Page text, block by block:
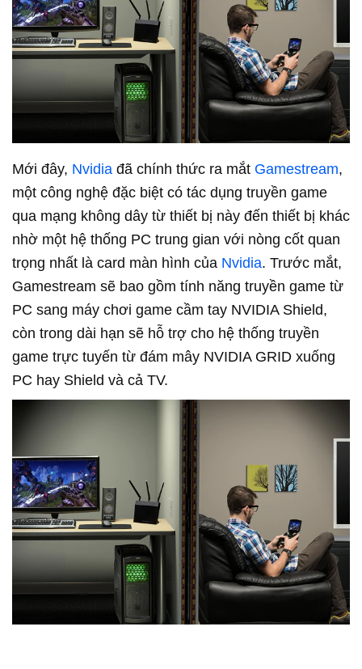
Mới đây, Nvidia đã chính thức ra mắt Gamestream,
một công nghệ đặc biệt có tác dụng truyền game
qua mạng không dây từ thiết bị này đến thiết bị khác
nhờ một hệ thống PC trung gian với nòng cốt quan
trọng nhất là card màn hình của Nvidia. Trước mắt,
Gamestream sẽ bao gồm tính năng truyền game từ
PC sang máy chơi game cầm tay NVIDIA Shield,
còn trong dài hạn sẽ hỗ trợ cho hệ thống truyền
game trực tuyến từ đám mây NVIDIA GRID xuống
PC hay Shield và cả TV.